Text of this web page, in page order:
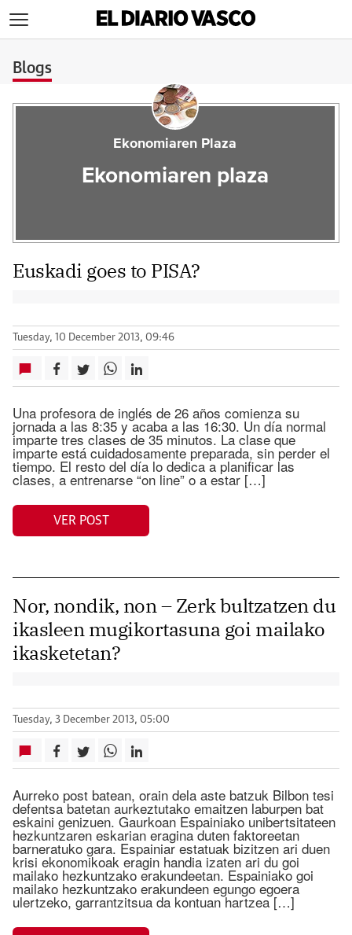
Blogs
Ekonomiaren Plaza
Ekonomiaren plaza
Euskadi goes to PISA?
Tuesday, 10 December 2013, 09:46
Una profesora de inglés de 26 años comienza su
jornada a las 8:35 y acaba a las 16:30. Un día normal
imparte tres clases de 35 minutos. La clase que
imparte está cuidadosamente preparada, sin perder el
tiempo. El resto del día lo dedica a planificar las
clases, a entrenarse “on line” o a estar […]
VER POST
Nor, nondik, non – Zerk bultzatzen du
ikasleen mugikortasuna goi mailako
ikasketetan?
Tuesday, 3 December 2013, 05:00
Aurreko post batean, orain dela aste batzuk Bilbon tesi
defentsa batetan aurkeztutako emaitzen laburpen bat
eskaini genizuen. Gaurkoan Espainiako unibertsitateen
hezkuntzaren eskarian eragina duten faktoreetan
barneratuko gara. Espainiar estatuak bizitzen ari duen
krisi ekonomikoak eragin handia izaten ari du goi
mailako hezkuntzako erakundeetan. Espainiako goi
mailako hezkuntzako erakundeen egungo egoera
ulertzeko, garrantzitsua da kontuan hartzea […]